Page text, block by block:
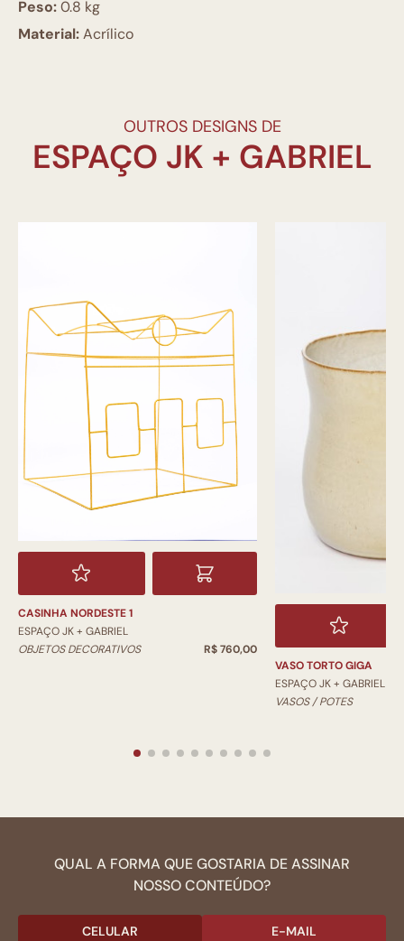
Peso:0.8 kg
Material:Acrílico
OUTROS DESIGNS DE
CASINHA NORDESTE 1
ESPAÇO JK + GABRIEL
OBJETOS DECORATIVOS
R$ 760,00
VASO TORTO GIGA
ESPAÇO JK + GABRIEL
VASOS / POTES
QUAL A FORMA QUE GOSTARIA DE ASSINAR
NOSSO CONTEÚDO?
CELULAR E-MAIL